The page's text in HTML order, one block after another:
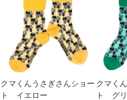
クマくんうさぎさんショー
ト イエロー
クマく
ト グ